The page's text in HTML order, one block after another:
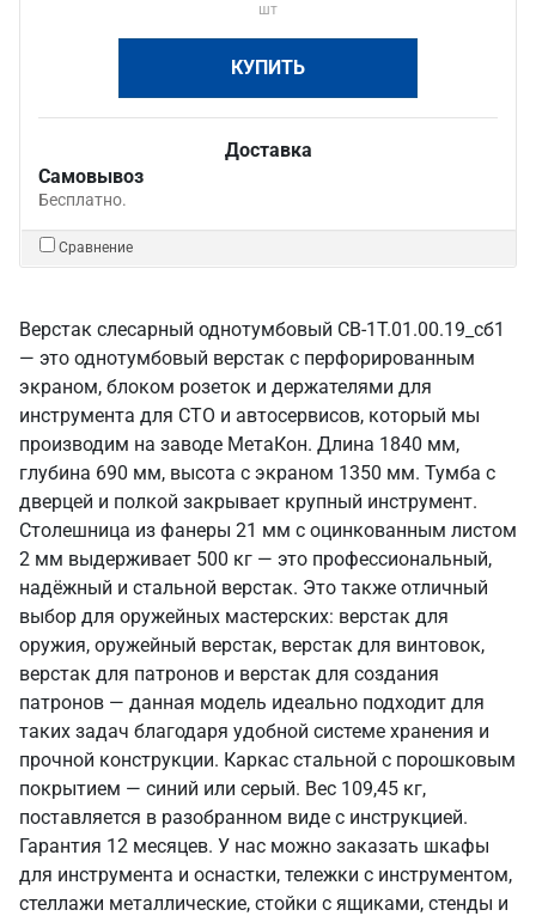
шт
КУПИТЬ
Доставка
Самовывоз
Бесплатно.
Сравнение
Верстак слесарный однотумбовый СВ-1Т.01.00.19_сб1
— это однотумбовый верстак с перфорированным
экраном, блоком розеток и держателями для
инструмента для СТО и автосервисов, который мы
производим на заводе МетаКон. Длина 1840 мм,
глубина 690 мм, высота с экраном 1350 мм. Тумба с
дверцей и полкой закрывает крупный инструмент.
Столешница из фанеры 21 мм с оцинкованным листом
2 мм выдерживает 500 кг — это профессиональный,
надёжный и стальной верстак. Это также отличный
выбор для оружейных мастерских: верстак для
оружия, оружейный верстак, верстак для винтовок,
верстак для патронов и верстак для создания
патронов — данная модель идеально подходит для
таких задач благодаря удобной системе хранения и
прочной конструкции. Каркас стальной с порошковым
покрытием — синий или серый. Вес 109,45 кг,
поставляется в разобранном виде с инструкцией.
Гарантия 12 месяцев. У нас можно заказать шкафы
для инструмента и оснастки, тележки с инструментом,
стеллажи металлические, стойки с ящиками, стенды и